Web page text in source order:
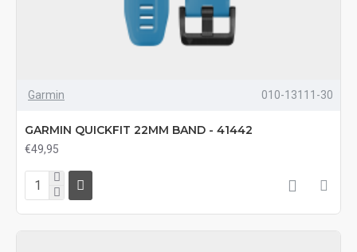
Garmin 010-13111-30
GARMIN QUICKFIT 22MM BAND - 41442
€49,95